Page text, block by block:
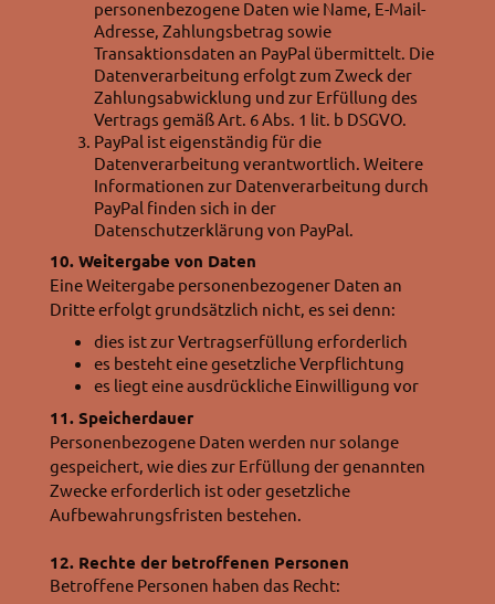
personenbezogene Daten wie Name, E-Mail-
Adresse, Zahlungsbetrag sowie
Transaktionsdaten an PayPal übermittelt. Die
Datenverarbeitung erfolgt zum Zweck der
Zahlungsabwicklung und zur Erfüllung des
Vertrags gemäß Art. 6 Abs. 1 lit. b DSGVO.
PayPal ist eigenständig für die
Datenverarbeitung verantwortlich. Weitere
Informationen zur Datenverarbeitung durch
PayPal finden sich in der
Datenschutzerklärung von PayPal.
10. Weitergabe von Daten
Eine Weitergabe personenbezogener Daten an
Dritte erfolgt grundsätzlich nicht, es sei denn:
dies ist zur Vertragserfüllung erforderlich
es besteht eine gesetzliche Verpflichtung
es liegt eine ausdrückliche Einwilligung vor
11. Speicherdauer
Personenbezogene Daten werden nur solange
gespeichert, wie dies zur Erfüllung der genannten
Zwecke erforderlich ist oder gesetzliche
Aufbewahrungsfristen bestehen.
12. Rechte der betroffenen Personen
Betroffene Personen haben das Recht: